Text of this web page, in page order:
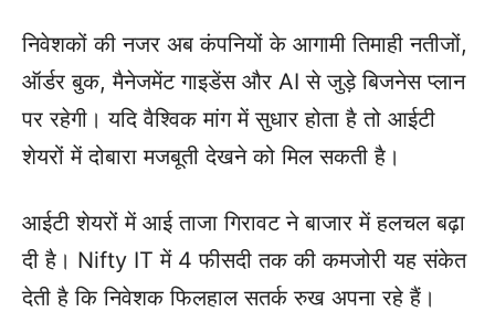
निवेशकों की नजर अब कंपनियों के आगामी तिमाही नतीजों,
ऑर्डर बुक, मैनेजमेंट गाइडेंस और AI से जुड़े बिजनेस प्लान
पर रहेगी। यदि वैश्विक मांग में सुधार होता है तो आईटी
शेयरों में दोबारा मजबूती देखने को मिल सकती है।
आईटी शेयरों में आई ताजा गिरावट ने बाजार में हलचल बढ़ा
दी है। Nifty IT में 4 फीसदी तक की कमजोरी यह संकेत
देती है कि निवेशक फिलहाल सतर्क रुख अपना रहे हैं।